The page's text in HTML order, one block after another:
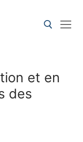
et en
des